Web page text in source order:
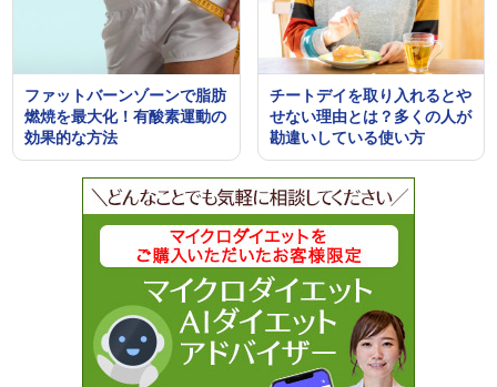
ファットバーンゾーンで脂肪
燃焼を最大化！有酸素運動の
効果的な方法
チートデイを取り入れるとや
せない理由とは？多くの人が
勘違いしている使い方